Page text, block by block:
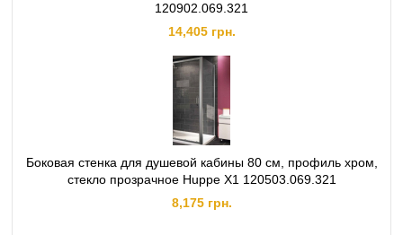
120902.069.321
14,405 грн.
Боковая стенка для душевой кабины 80 см, профиль хром,
стекло прозрачное Huppe X1 120503.069.321
8,175 грн.